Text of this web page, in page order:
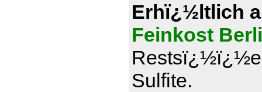
Erhï¿½ltlich
Feinkost
Sulfite.